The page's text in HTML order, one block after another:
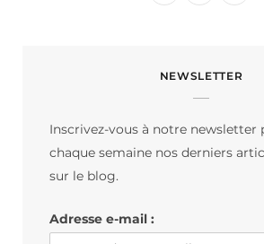
e
t
m
T
NEWSLETTER
Inscrivez-vous à notre newsletter
chaque semaine nos derniers
sur le blog.
Adresse e-mail :